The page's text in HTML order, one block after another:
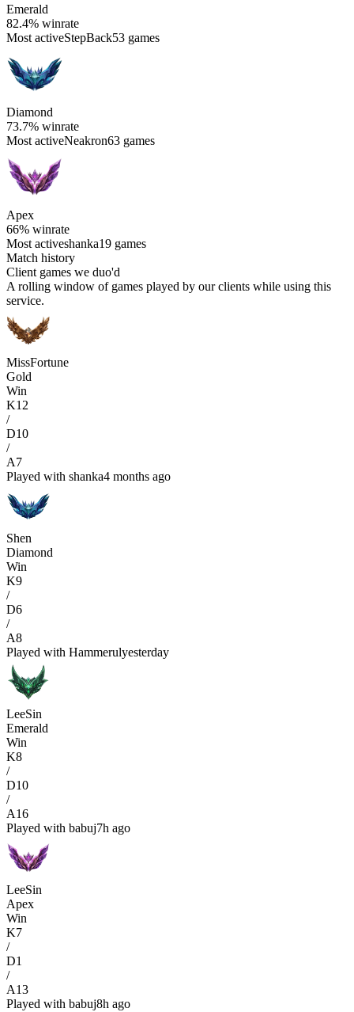
Emerald
82.4% winrate
Most activeStepBack53 games
Diamond
73.7% winrate
Most activeNeakron63 games
Apex
66% winrate
Most activeshanka19 games
Match history
Client games we duo'd
A rolling window of games played by our clients while using this
service.
MissFortune
Gold
Win
K12
/
D10
/
A7
Played with shanka4 months ago
Shen
Diamond
Win
K9
/
D6
/
A8
Played with Hammerulyesterday
LeeSin
Emerald
Win
K8
/
D10
/
A16
Played with babuj7h ago
LeeSin
Apex
Win
K7
/
D1
/
A13
Played with babuj8h ago